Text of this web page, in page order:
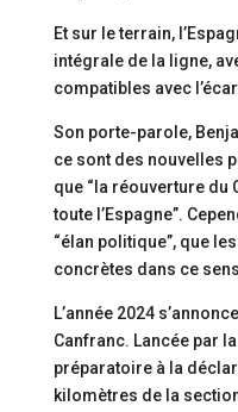
Et sur le terrain,
intégrale de la ligne,
compatibles avec
Son porte-parole,
ce sont des nouvelles
que “la réouverture du
toute l’Espagne”.
“élan politique”, que
concrètes dans ce
L’année 2024
Canfranc. Lancée par
préparatoire à la
kilomètres de la